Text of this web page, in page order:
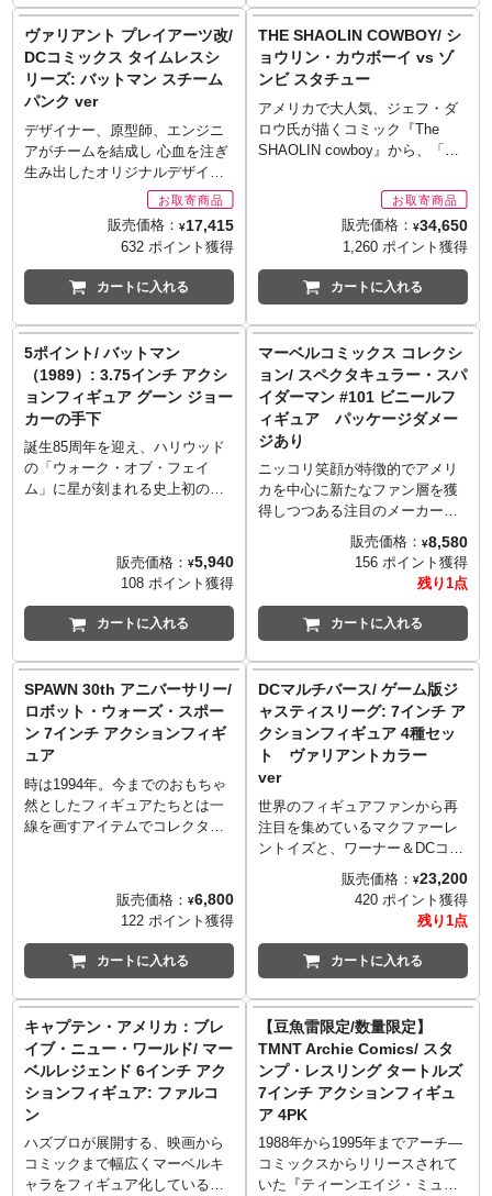
(c) 2014 Paramount Pictures
Corporation.
Manufactured under license from
TOMY Company, Ltd.
(R) and/or TM & (c) 2014 TOMY.
All Rights Reserved. TM & (R)
denote Japan Trademarks.
For distribute in Japan only.
and all related characters and
elements (c) & TM DC Comics
and Warner Bros. Entertainment
Inc. WB SHIELD: TM & (c)
WBEI. (s17)
3D立体造形の使用により詳細な
ディテールまで再現。
転倒防止のため必ず台座を使用
してください。
■注記: 写真は製品サンプルで
があります。ご使用のモニター
により実際の色と違って見える
場合があります。
BATMAN: ARKHAM KNIGHT
and all related characters and
and Warner Bros. Entertainment
Inc. WB SHIELD: TM & (c)
WBEI. (s16)
■仕様
3D立体造形の使用により詳細な
ディテールまで再現。
転倒防止のため必ず台座を使用
■注記: 写真は製品サンプルで
す。実際の商品とは異なる場合
があります。ご使用のモニター
BATMAN: ARKHAM KNIGHT
elements are trademarks of and
(c) DC Comics.
WB SHIELD: TM & (c) WBEI
(s16)
す。
※メーカー在庫品切れの場合、
商品をご用意出来ない場合もご
ざいます。
■シリーズ名: ミュージアムマス
ターライン
■製造・発売: 株式会社プライム
1スタジオ
87.1cm（本体高さ約77.5cm、台
座高さ約23.2）
■発売予定: 2017年7～9月
■素材: ポリストーン（一部に別
素材を使用）
とパッケージにシリアルナンバ
ー入り）
■仕様
ヘッドはマスク状態、歯をくい
しばったマスク状態、そしてア
ンマスク状態の3種付属。
3D立体造形の使用により詳細な
ディテールまで再現。
転倒防止のため必ず台座を使用
す。実際の商品とは異なる場合
があります。ご使用のモニター
により実際の色と違って見える
場合があります。
■版権表記:
版権表記:
BATMAN: ARKHAM ORIGINS
and all related characters and
elements (c) & TM DC Comics
and Warner Bros. Entertainment
(c)WBEI.(s16)
商品をご用意出来ない場合もご
ざいます。
■シリーズ名: ミュージアムマス
ターライン
■製造・発売: 株式会社プライム
1スタジオ
■サイズ: 全高約全高約
■発売予定: 2017年6～8月
■素材: ポリストーン（一部に別
■数量: 世界限定350体（台座裏
とパッケージにシリアルナンバ
■仕様
ヘッドはマスク状態とアンマス
ク状態の2種付属。
3D立体造形の使用により詳細な
ディテールまで再現。
転倒防止のため必ず台座を使用
■注記: 写真は製品サンプルで
す。実際の商品とは異なる場合
があります。ご使用のモニター
により実際の色と違って見える
場合があります。
版権表記:
BATMAN: ARKHAM ORIGINS
and all related characters and
elements (c) & TM DC Comics
and Warner Bros. Entertainment
Inc. WB SHIELD: TM &
(c)WBEI.(s16)
イジ』に登場したガルバトロ
ン。3D立体造形の使用により、
詳細なディテールまでポリスト
ーンにて再現。目が赤く発光さ
れるLEDライトアップ機能も搭
載。
※お取り寄せ商品はご注文後出
荷までに1週間前後必要となりま
※メーカー在庫品切れの場合、
商品をご用意出来ない場合もご
■仕様: 目にLEDライトアップ機
能を搭載し、赤く発光（電池交
■注記: 写真は製品サンプルで
す。実際の商品とは異なる場合
があります。また、ご使用のモ
ニターにより実際の色と違って
見える場合があります。
■版権表記:
(c) 2014 Paramount Pictures
Corporation.
All Rights Reserved.
TM & (r) denote Japan
Trademarks. For sale in Japan
ＡＮＳＦＯＲＭＥＲＳ」は株式
会社タカラトミーの登録商標で
す。
イジ』に登場したオプティマス
プライム。3D立体造形の使用に
より、詳細なディテールまでポ
リストーンにて再現。目が青く
発光されるLEDライトアップ機
能も搭載。
※お取り寄せ商品はご注文後出
※メーカー在庫品切れの場合、
商品をご用意出来ない場合もご
■仕様: 目にLEDライトアップ機
能を搭載し、青く発光（電池交
■注記: 写真は製品サンプルで
す。実際の商品とは異なる場合
があります。また、ご使用のモ
ニターにより実際の色と違って
見える場合があります。
■版権表記:
(c) 2014 Paramount Pictures
Corporation.
Manufactured under license from
TOMY Company, Ltd.
(r) and/or TM & (c) 2015 TOMY.
All Rights Reserved.
Trademarks. For sale in Japan
ＡＮＳＦＯＲＭＥＲＳ」は株式
会社タカラトミーの登録商標で
す。
ヴァリアント プレイアーツ改/
DCコミックス タイムレスシ
リーズ: バットマン スチーム
パンク ver
デザイナー、原型師、エンジニ
アがチームを結成し 心血を注ぎ
生み出したオリジナルデザイン
フィギュア「VARIANT PLAY
ARTS改」のタイムレスシリー
ズに、SFのサブジャンルである
「スチームパンク」をコンセプ
トとしたバットマンが登場。時
空を超えた演出として、身にま
機関により稼働するシチュエー
ションを採用。胸部クリアパー
ツから垣間見える各部ギアや鎧
部分の金属表現など、緻密な造
形と真鍮などの素材感を重んじ
た彩色で、ローテクノロジーが
持つ独特の風合いを機能美とし
て昇華させました。5層構造のド
性をほどよくマッチングした、
調度品を彷彿とさせる一体に仕
上がっています。
販売価格： ¥17,415
632 ポイント獲得
カートに入れる
THE SHAOLIN COWBOY/ シ
ョウリン・カウボーイ vs ゾ
ンビ スタチュー
アメリカで大人気、ジェフ・ダ
ロウ氏が描くコミック『The
SHAOLIN cowboy』から、「シ
オンクリエイティブにより待望
のフィギュア化！ 映画『マトリ
ックス』シリーズのコンセプト
デザインを務めたことで知られ
ているジェフ・ダロウ氏の狂気
の世界観をそのままに、キレッ
ビをぶった切りするなど、ポリ
ストーンとダイキャストを使い
迫力あるポージング＆造型に！
全長約40センチにもなる大型サ
イズで、描き下ろしのタトゥー
をペイントされるなどのディテ
ールにもこだわったアイテム！
取り外し可能な帽子、配置自由
なカエルと缶が付属！。
荷までに2日から1週間前後必要
※メーカー在庫品切れの場合、
商品をご用意出来ない場合もご
ざいます。
ウリン・カウボーイはジェフ・
ダロウ氏の描く大人気アメリカ
ンコミック。作者の特徴であ
る、狂気の世界が極限のディテ
ールまで描かれた作品。ジェ
フ・ダロウは映画『マトリック
ス』シリーズのコンセプトデザ
インを務めたことで知られてい
る。過去にはフランク・ミラー
と組み『ハードボイルド』や
『ザ・ビッグガイ・アンド・ラ
スティ・ザ・ボーイ・ロボッ
販売価格： ¥34,650
1,260 ポイント獲得
カートに入れる
5ポイント/ バットマン
（1989）: 3.75インチ アクシ
ョンフィギュア グーン ジョー
カーの手下
誕生85周年を迎え、ハリウッド
の「ウォーク・オブ・フェイ
ム」に星が刻まれる史上初のス
トン監督による不朽の名作、
1989年の映画『バットマン』版
のメズコトイズ「5ポイント」シ
リーズフィギュアが登場！当時
トイビズからリリースされたア
トキメかせる事間違いないアイ
テムは、バットマン、ジョーカ
ー、ジョーカーの手下の3種類。
それぞれに腕の差し替えパーツ
や劇中を象徴するアクセサリー
も付属！こちらは「グーン」こ
とジョーカーの手下です。
販売価格： ¥5,940
108 ポイント獲得
カートに入れる
マーベルコミックス コレクシ
ョン/ スペクタキュラー・スパ
イダーマン #101 ビニールフ
ィギュア パッケージダメー
ジあり
ニッコリ笑顔が特徴的でアメリ
カを中心に新たなファン層を獲
得しつつある注目のメーカー
「Youtooz」から、スパイダーマ
ンコミックスの印象的なカバー
を再現したシリーズが登場で
す。こちらは1976年にリリース
された「スペクタキュラー・ス
パイダーマン #101」のカバーと
してJohn Byrneによって描かれ
たアートをチョイス。ブラック
＆ホワイトで描かれた摩天楼を
背に空を舞うスパイダーマンの
姿を見事にディフォルメ化！
※パッケージは輸送用となりま
すため、パッケージに多少の傷
やダメージがある場合もござい
ます。
販売価格： ¥8,580
156 ポイント獲得
残り1点
カートに入れる
SPAWN 30th アニバーサリー/
ロボット・ウォーズ・スポー
ン 7インチ アクションフィギ
ュア
時は1994年。今までのおもちゃ
然としたフィギュアたちとは一
線を画すアイテムでコレクター
ても一流のトッド・マクファー
レン率いるマクファーレン・ト
イズも祝30周年！そんな30周年
を記念するスペシャルなアイテ
販売価格： ¥6,800
122 ポイント獲得
カートに入れる
DCマルチバース/ ゲーム版ジ
ャスティスリーグ: 7インチ ア
クションフィギュア 4種セッ
ト ヴァリアントカラー
ver
世界のフィギュアファンから再
注目を集めているマクファーレ
ントイズと、ワーナー＆DCコミ
ックスが強力タッグで展開する
７インチフィギュアシリーズ
「DCマルチバース」に、1995年
にスーパーファミコン用ソフト
としてリリースされた、ゲーム
『ジャスティスリーグ』に登場
ナップ！バットマン、スーパー
マン、フラッシュ、アクアマン
の各フィギュアに付属されるビ
ルドアップパーツを組み上げれ
ば、ダークサイドが完成しま
す！
セット内容:
バットマン:
エフェクトパーツ（×2）、キャ
販売価格： ¥23,200
420 ポイント獲得
残り1点
カートに入れる
キャプテン・アメリカ：ブレ
イブ・ニュー・ワールド/ マー
ベルレジェンド 6インチ アク
ションフィギュア: ファルコ
ン
ハズブロが展開する、映画から
コミックまで幅広くマーベルキ
ャラをフィギュア化している、6
【豆魚雷限定/数量限定】
TMNT Archie Comics/ スタ
ンプ・レスリング タートルズ
7インチ アクションフィギュ
ア 4PK
1988年から1995年までアーチ―
コミックスからリリースされて
いた『ティーンエイジ・ミュー